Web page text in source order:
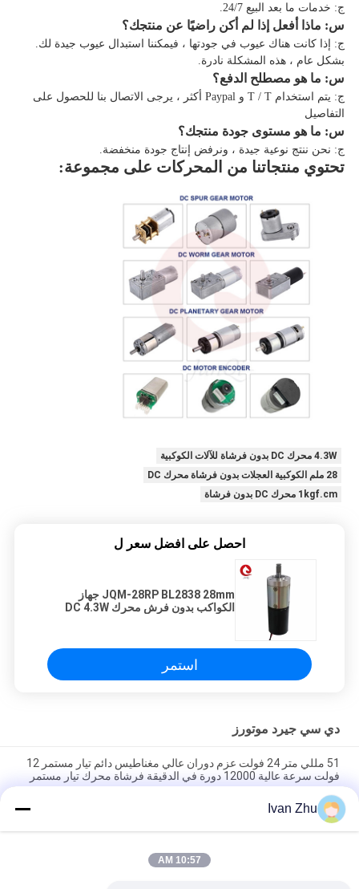
ج: خدمات ما بعد البيع 24/7.
س: ماذا أفعل إذا لم أكن راضيًا عن منتجك؟
ج: إذا كانت هناك عيوب في جودتها ، فيمكننا استبدال عيوب جيدة لك.
بشكل عام ، هذه المشكلة نادرة.
س: ما هو مصطلح الدفع؟
ج: يتم استخدام T / T و Paypal أكثر ، يرجى الاتصال بنا للحصول على
التفاصيل
س: ما هو مستوى جودة منتجك؟
ج: نحن ننتج نوعية جيدة ، ونرفض إنتاج جودة منخفضة.
تحتوي منتجاتنا من المحركات على مجموعة:
4.3W محرك DC بدون فرشاة للآلات الكوكبية
28 ملم الكوكبية العجلات بدون فرشاة محرك DC
1kgf.cm محرك DC بدون فرشاة
احصل على افضل سعر ل
JQM-28RP BL2838 28mm جهاز
الكواكب بدون فرش محرك DC 4.3W
استمر
دي سي جيرد موتورز
51 مللي متر 24 فولت عزم دوران عالي مغناطيس دائم تيار مستمر 12
فولت سرعة عالية 12000 دورة في الدقيقة فرشاة محرك تيار مستمر
صغير
الطبية
370 46 مم 6 فولت 24 فولت 12 فولت محرك عزم دوران عالي بنفايات
Ivan Zhu
10:57 AM